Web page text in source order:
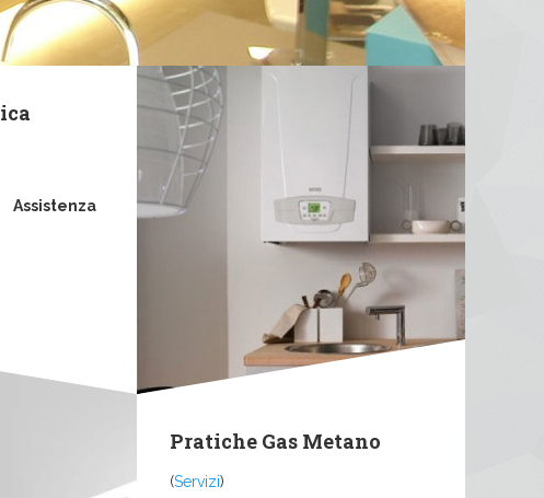
Assistenza
Pratiche Gas Metano
(Servizi)